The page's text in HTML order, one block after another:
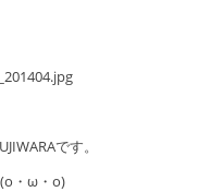
です。
・ω・o)